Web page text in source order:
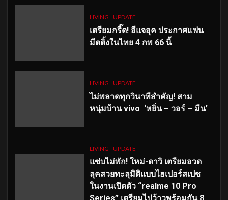
LIVING UPDATE
เตรียมกรี๊ด! อีแจอุค ประกาศแฟน
มีตติ้งในไทย 4 กพ 66 นี้
LIVING UPDATE
ไม่พลาดทุกวินาทีสำคัญ! สาม
หนุ่มบ้าน vivo ‘หยิ่น – วอร์ – มีน’
LIVING UPDATE
แซ่บไม่พัก! ใหม่-ดาวิ เตรียมอวด
ลุคสวยทะลุมิติแบบไฮเปอร์สเปซ
ในงานเปิดตัว “realme 10 Pro
Series” เตรียมไปว้าวพร้อมกัน 8